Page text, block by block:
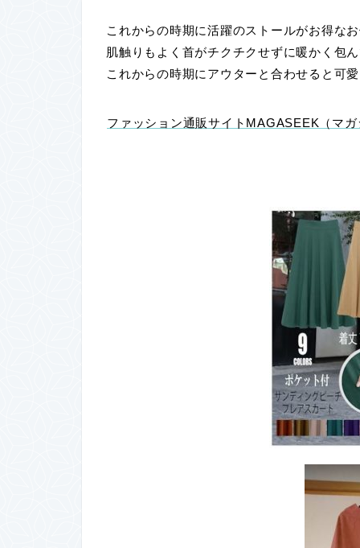
これからの時期に活躍のストールがお得な
肌触りもよく首がチクチクせずに暖かく包
これからの時期にアウターと合わせると可
ファッション通販サイトMAGASEEK（マ